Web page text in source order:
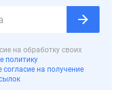
на обработку своих
политику
согласие на получение